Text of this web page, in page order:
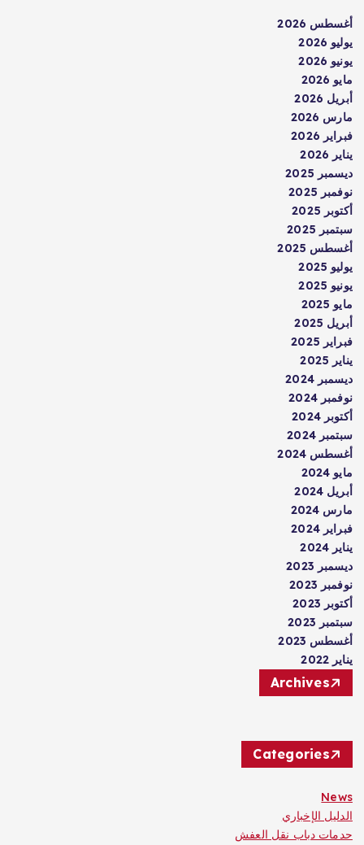
أغسطس 2026
يوليو 2026
يونيو 2026
مايو 2026
أبريل 2026
مارس 2026
فبراير 2026
يناير 2026
ديسمبر 2025
نوفمبر 2025
أكتوبر 2025
سبتمبر 2025
أغسطس 2025
يوليو 2025
يونيو 2025
مايو 2025
أبريل 2025
فبراير 2025
يناير 2025
ديسمبر 2024
نوفمبر 2024
أكتوبر 2024
سبتمبر 2024
أغسطس 2024
مايو 2024
أبريل 2024
مارس 2024
فبراير 2024
يناير 2024
ديسمبر 2023
نوفمبر 2023
أكتوبر 2023
سبتمبر 2023
أغسطس 2023
يناير 2022
Archives
Categories
News
الدليل الإخباري
حدمات دباب نقل العفش